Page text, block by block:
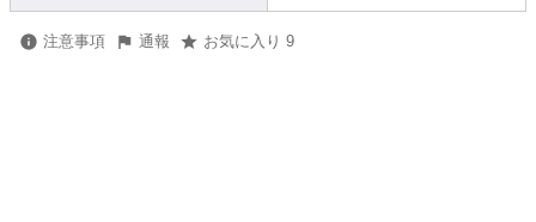
注意事項 通報 お気に入り 9